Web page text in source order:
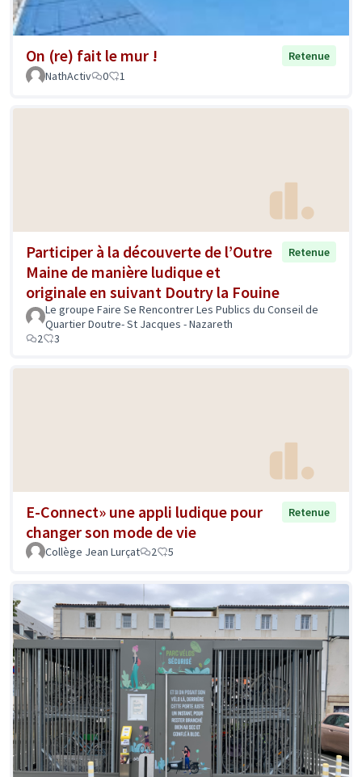
On (re) fait le mur !
Retenue
NathActiv
0 1
Participer à la découverte de l’Outre
Maine de manière ludique et
originale en suivant Doutry la Fouine
Retenue
Le groupe Faire Se Rencontrer Les Publics du Conseil de
Quartier Doutre- St Jacques - Nazareth
2
3
E-Connect» une appli ludique pour
changer son mode de vie
Retenue
Collège Jean Lurçat 2 5